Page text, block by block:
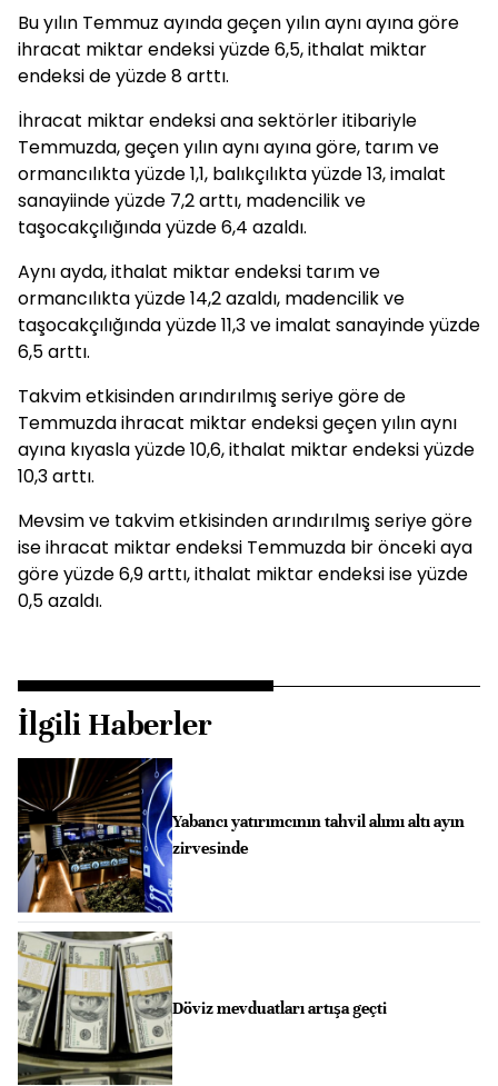
Bu yılın Temmuz ayında geçen yılın aynı ayına göre
ihracat miktar endeksi yüzde 6,5, ithalat miktar
endeksi de yüzde 8 arttı.
İhracat miktar endeksi ana sektörler itibariyle
Temmuzda, geçen yılın aynı ayına göre, tarım ve
ormancılıkta yüzde 1,1, balıkçılıkta yüzde 13, imalat
sanayiinde yüzde 7,2 arttı, madencilik ve
taşocakçılığında yüzde 6,4 azaldı.
Aynı ayda, ithalat miktar endeksi tarım ve
ormancılıkta yüzde 14,2 azaldı, madencilik ve
taşocakçılığında yüzde 11,3 ve imalat sanayinde yüzde
6,5 arttı.
Takvim etkisinden arındırılmış seriye göre de
Temmuzda ihracat miktar endeksi geçen yılın aynı
ayına kıyasla yüzde 10,6, ithalat miktar endeksi yüzde
10,3 arttı.
Mevsim ve takvim etkisinden arındırılmış seriye göre
ise ihracat miktar endeksi Temmuzda bir önceki aya
göre yüzde 6,9 arttı, ithalat miktar endeksi ise yüzde
0,5 azaldı.
İlgili Haberler
Yabancı yatırımcının tahvil alımı altı ayın
zirvesinde
Döviz mevduatları artışa geçti